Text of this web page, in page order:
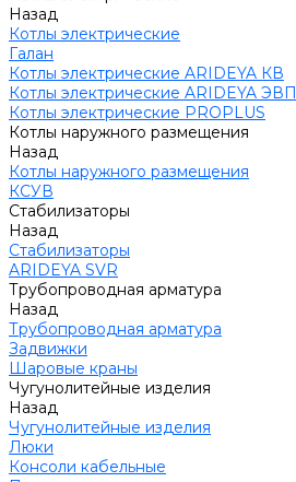
Назад
Котлы электрические
Галан
Котлы электрические ARIDEYA КВ
Котлы электрические ARIDEYA ЭВП
Котлы электрические PROPLUS
Котлы наружного размещения
Назад
Котлы наружного размещения
КСУВ
Стабилизаторы
Назад
Стабилизаторы
ARIDEYA SVR
Трубопроводная арматура
Назад
Трубопроводная арматура
Задвижки
Шаровые краны
Чугунолитейные изделия
Назад
Чугунолитейные изделия
Люки
Консоли кабельные